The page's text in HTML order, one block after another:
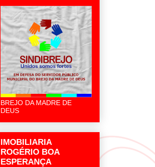
BREJO DA MADRE DE
DEUS
IMOBILIARIA
ROGÉRIO BOA
ESPERANÇA